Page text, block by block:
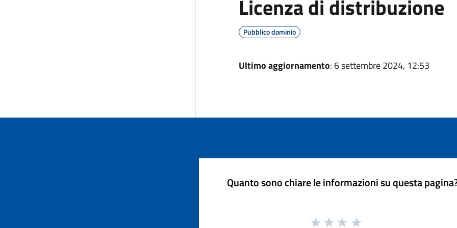
Licenza di distribuzione
Pubblico dominio
Ultimo aggiornamento: 6 settembre 2024, 12:53
Quanto sono chiare le informazioni su questa